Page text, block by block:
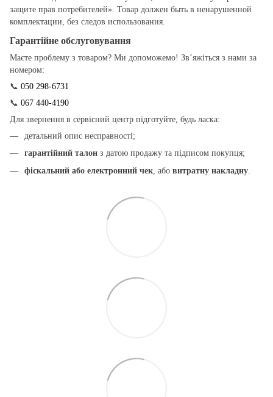
защите прав потребителей». Товар должен быть в ненарушенной
комплектации, без следов использования.
Гарантійне обслуговування
Маєте проблему з товаром? Ми допоможемо! Зв’яжіться з нами за
номером:
📞 050 298-6731
📞 067 440-4190
Для звернення в сервісний центр підготуйте, будь ласка:
детальний опис несправності;
гарантійний талон з датою продажу та підписом покупця;
фіскальний або електронний чек , або витратну накладну